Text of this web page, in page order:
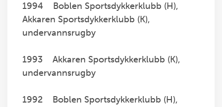
1994 Boblen Sportsdykkerklubb (H),
Akkaren Sportsdykkerklubb (K),
undervannsrugby
1993 Akkaren Sportsdykkerklubb (K),
undervannsrugby
1992 Boblen Sportsdykkerklubb (H),